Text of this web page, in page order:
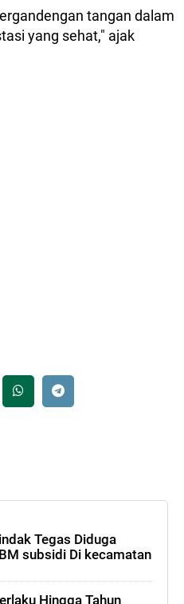
tangan dalam
yang sehat," ajak
Tegas Diduga
subsidi Di kecamatan
Hingga Tahun